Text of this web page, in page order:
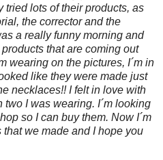
tried lots of their products, as
the corrector and the
a really funny morning and
that are coming out
wearing on the pictures, I´m in
like they were made just
necklaces!! I felt in love with
I was wearing. I´m looking
so I can buy them. Now I´m
we made and I hope you